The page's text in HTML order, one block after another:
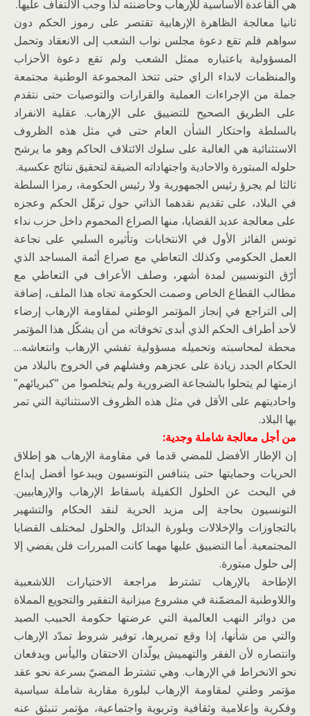
هي القاعدة الأساسية للإرهاب وحاضنته لذا وجب الالتفاف عليها.
ثانيا معالجة الظاهرة الإرهابية تقتصر على رموز الحكم دون
سواهم فلم تقع دعوة مجلس نواب الشعب إلى الانعقاد وتحمل
المسؤولية باعتباره ممثل الشعب ولم تقع دعوة الأحزاب
والمنظمات لابداء الراي حتى تتخذ المجموعة الوطنية مجتمعة
جملة من الإجراءات العملية والقرارات والتوصيات حتى نتقدم
على الطريق الصحيح للتضييق على الإرهاب. عقلية الانفراد
بالسلطة واحتكار الشأن العام حتى في مثل هذه الظروف
الاستثنائية هي الغالبة على سلوك الائتلاف الحاكم وهو ما يرشح
حلوله المبتورة والاحادية واجتهاداته الضيقة لتحقيق نتائج عكسية.
ثالثا لم يجرؤ رئيس الجمهورية ولا رئيس الحكومة، رمزا السلطة
في البلاد، على تقديم نقدهما الذاتي حول ترهّل الحكم وعجزه
على معالجة عديد القضايا، منها الصراع المحموم داخل حزب نداء
تونس الفائز الأول في الانتخابات وتأثيره السلبي على نجاعة
العمل الحكومي وكذلك التعاطي مع صراع أئمة المساجد الذي
أرّق التونسيين لمدة أشهر، وصلف الأعراف في التعاطي مع
مطالب القطاع الخاص وصمت الحكومة تجاه هذا الملف، إضافة
إلى التراجع في إنجاز المؤتمر الوطني لمقاومة الإرهاب إرضاء
لأحد أطراف الحكم الذي أبدى تخوفاته من أن يشكّل هذا المؤتمر
محطة لمحاسبته وتحميله مسؤولية تفشي الإرهاب وانتعاشه…
الحكام الجدد زيادة على عجزهم وفشلهم في الخروج بالبلاد من
ازمتها لم يتحلوا بالشجاعة الضرورية ولم يتخلصوا من “كبريائهم”
واحاديتهم على الأقل في مثل هذه الظروف الاستثنائية التي تمر
بها البلاد.
من أجل معالجة شاملة وجدية:
إن الإطار الأفضل للمضي قدما في مقاومة الإرهاب هو إطلاق
الحريات وحمايتها حتى يتنافس التونسيون ويبدعوا أفضل إبداع
في البحث عن الحلول الكفيلة باسقاط الإرهاب والإرهابيين.
التونسيون بحاجة إلى مزيد الحرية لنقد الحكام والتشهير
بالتجاوزات والإخلالات وبلورة البدائل والحلول لمختلف القضايا
المجتمعية. أما التضييق عليها مهما كانت المبررات فلن يفضي إلا
إلى حلول مبتورة.
الإطاحة بالإرهاب تشترط مراجعة الاختيارات اللاشعبية
واللاوطنية المضمّنة في مشروع ميزانية التفقير والتجويع المملاة
من دوائر النهب العالمية التي عرضتها حكومة الحبيب الصيد
والتي من شأنها، إذا وقع تمريرها، توفير شروط تمدّد الإرهاب
وانتصاره لأن الفقر والتهميش يولّدان الاحتقان واليأس ويدفعان
نحو الانخراط في الإرهاب. وهي تشترط المضيّ بسرعة نحو عقد
مؤتمر وطني لمقاومة الإرهاب لبلورة مقاربة شاملة سياسية
وفكرية وإعلامية وثقافية وتربوية واجتماعية، مؤتمر تنبثق عنه